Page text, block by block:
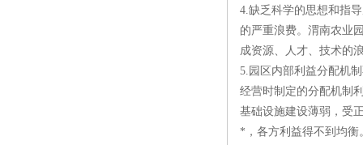
4.缺乏科学的思想和指
的严重浪费。渭南农业
成资源、人才、技术的
5.园区内部利益分配机
经营时制定的分配机制
基础设施建设薄弱，受
*，各方利益得不到均衡